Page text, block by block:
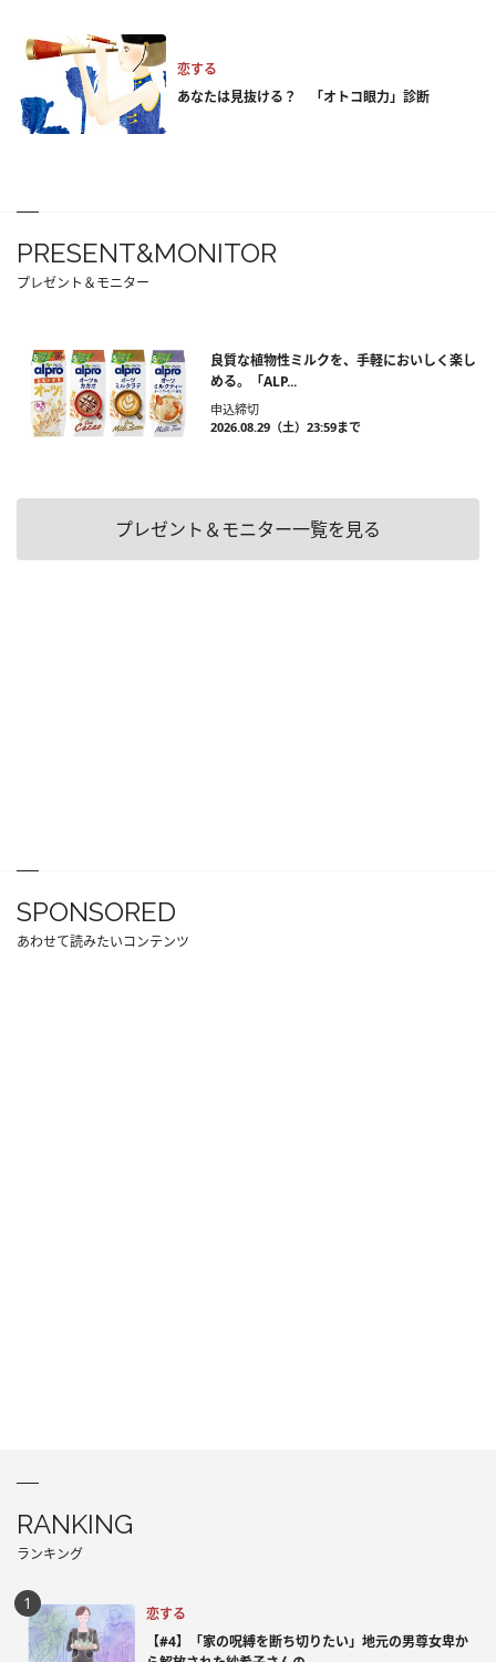
恋する
あなたは見抜ける？ 「オトコ眼力」診断
PRESENT&MONITOR
プレゼント＆モニター
良質な植物性ミルクを、手軽においしく楽し
める。「ALP...
申込締切
2026.08.29（土）23:59まで
プレゼント＆モニター一覧を見る
SPONSORED
あわせて読みたいコンテンツ
RANKING
ランキング
恋する
【#4】「家の呪縛を断ち切りたい」地元の男尊女卑か